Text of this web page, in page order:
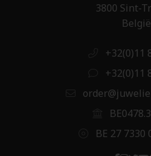
3800 Sint-
België
+32(0)11
+32(0)11
BE 27 7330